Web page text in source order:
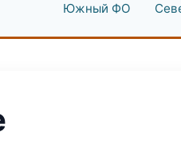
Южный ФО